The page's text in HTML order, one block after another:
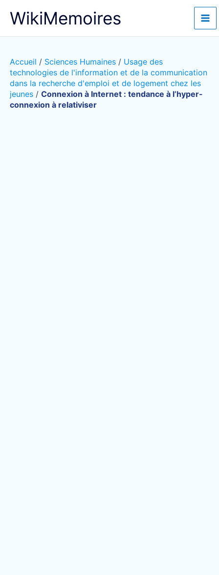
WikiMemoires
Accueil / Sciences Humaines / Usage des
technologies de l'information et de la communication
dans la recherche d'emploi et de logement chez les
jeunes / Connexion à Internet : tendance à l’hyper-
connexion à relativiser